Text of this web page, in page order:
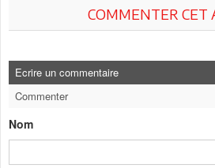
COMMENTER CET
Ecrire un commentaire
Commenter
Nom